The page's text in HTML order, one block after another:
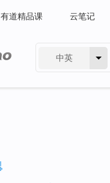
有道精品课 云笔记
中英